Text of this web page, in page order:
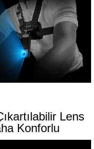
Lens
Konforlu